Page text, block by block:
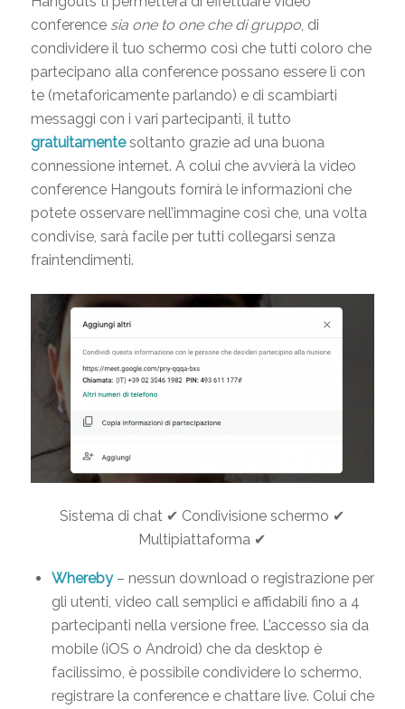
conference sia one to one che di gruppo, di
condividere il tuo schermo così che tutti coloro che
partecipano alla conference possano essere lì con
te (metaforicamente parlando) e di scambiarti
messaggi con i vari partecipanti, il tutto
gratuitamentesoltanto grazie ad una buona
connessione internet. A colui che avvierà la video
conference Hangouts fornirà le informazioni che
potete osservare nell’immagine così che, una volta
condivise, sarà facile per tutti collegarsi senza
fraintendimenti.
Sistema di chat ✔ Condivisione schermo ✔
Multipiattaforma ✔
Whereby– nessun download o registrazione per
gli utenti, video call semplici e affidabili fino a 4
partecipanti nella versione free. L’accesso sia da
mobile (iOS o Android) che da desktop è
facilissimo, è possibile condividere lo schermo,
registrare la conference e chattare live. Colui che